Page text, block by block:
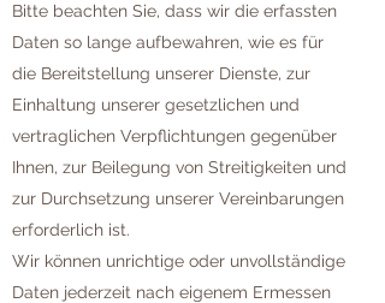
Bitte beachten Sie, dass wir die erfassten
Daten so lange aufbewahren, wie es für
die Bereitstellung unserer Dienste, zur
Einhaltung unserer gesetzlichen und
vertraglichen Verpflichtungen gegenüber
Ihnen, zur Beilegung von Streitigkeiten und
zur Durchsetzung unserer Vereinbarungen
erforderlich ist.
Wir können unrichtige oder unvollständige
Daten jederzeit nach eigenem Ermessen